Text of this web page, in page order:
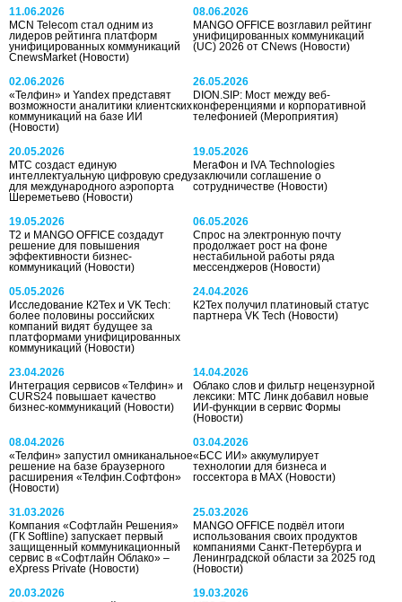
11.06.2026
MCN Telecom стал одним из
лидеров рейтинга платформ
унифицированных коммуникаций
CnewsMarket(Новости)
08.06.2026
MANGO OFFICE возглавил рейтинг
унифицированных коммуникаций
(UC) 2026 от CNews(Новости)
02.06.2026
«Телфин» и Yandex представят
возможности аналитики клиентских
коммуникаций на базе ИИ
(Новости)
26.05.2026
DION.SIP: Мост между веб-
конференциями и корпоративной
телефонией(Мероприятия)
20.05.2026
МТС создаст единую
интеллектуальную цифровую среду
для международного аэропорта
Шереметьево (Новости)
19.05.2026
МегаФон и IVA Technologies
заключили соглашение о
сотрудничестве(Новости)
19.05.2026
Т2 и MANGO OFFICE создадут
решение для повышения
эффективности бизнес-
коммуникаций (Новости)
06.05.2026
Спрос на электронную почту
продолжает рост на фоне
нестабильной работы ряда
мессенджеров(Новости)
05.05.2026
Исследование К2Тех и VK Tech:
более половины российских
компаний видят будущее за
платформами унифицированных
коммуникаций (Новости)
24.04.2026
К2Тех получил платиновый статус
партнера VK Tech(Новости)
23.04.2026
Интеграция сервисов «Телфин» и
CURS24 повышает качество
бизнес-коммуникаций (Новости)
14.04.2026
Облако слов и фильтр нецензурной
лексики: МТС Линк добавил новые
ИИ-функции в сервис Формы
(Новости)
08.04.2026
«Телфин» запустил омниканальное
решение на базе браузерного
расширения «Телфин.Софтфон»
(Новости)
03.04.2026
«БСС ИИ» аккумулирует
технологии для бизнеса и
госсектора в МАХ(Новости)
31.03.2026
Компания «Софтлайн Решения»
(ГК Softline) запускает первый
защищенный коммуникационный
сервис в «Софтлайн Облако» –
eXpress Private (Новости)
25.03.2026
MANGO OFFICE подвёл итоги
использования своих продуктов
компаниями Санкт-Петербурга и
Ленинградской области за 2025 год
(Новости)
20.03.2026
19.03.2026